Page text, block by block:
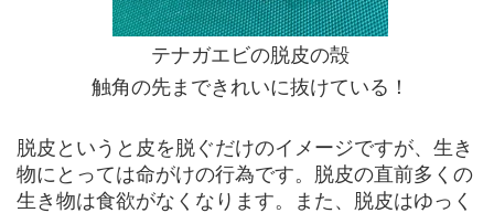
テナガエビの脱皮の殻
触角の先まできれいに抜けている！
脱皮というと皮を脱ぐだけのイメージですが、生き
物にとっては命がけの行為です。脱皮の直前多くの
生き物は食欲がなくなります。また、脱皮はゆっく